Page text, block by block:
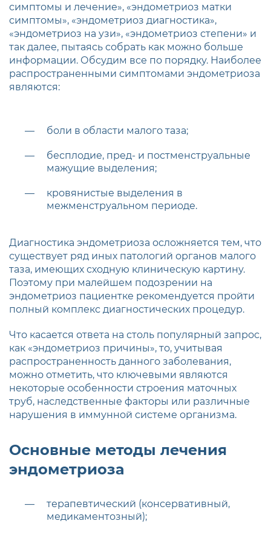
симптомы и лечение», «эндометриоз матки
симптомы», «эндометриоз диагностика»,
«эндометриоз на узи», «эндометриоз степени» и
так далее, пытаясь собрать как можно больше
информации. Обсудим все по порядку. Наиболее
распространенными симптомами эндометриоза
являются:
боли в области малого таза;
бесплодие, пред- и постменструальные
мажущие выделения;
кровянистые выделения в
межменструальном периоде.
Диагностика эндометриоза осложняется тем, что
существует ряд иных патологий органов малого
таза, имеющих сходную клиническую картину.
Поэтому при малейшем подозрении на
эндометриоз пациентке рекомендуется пройти
полный комплекс диагностических процедур.
Что касается ответа на столь популярный запрос,
как «эндометриоз причины», то, учитывая
распространенность данного заболевания,
можно отметить, что ключевыми являются
некоторые особенности строения маточных
труб, наследственные факторы или различные
нарушения в иммунной системе организма.
Основные методы лечения
эндометриоза
терапевтический (консервативный,
медикаментозный);